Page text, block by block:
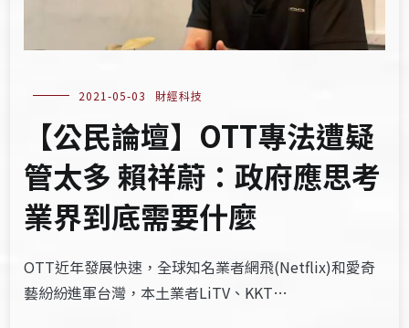
2021-05-03 財經科技
【公民論壇】OTT專法遭疑
管太多 賴祥蔚：政府應思考
業界到底需要什麼
OTT近年發展快速，全球知名業者網飛(Netflix)和愛奇
藝紛紛進軍台灣，本土業者LiTV、KKT…